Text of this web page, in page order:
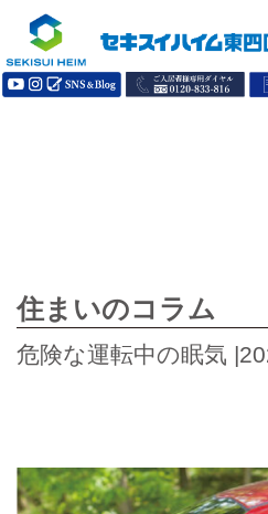
住まいのコラム
危険な運転中の眠気